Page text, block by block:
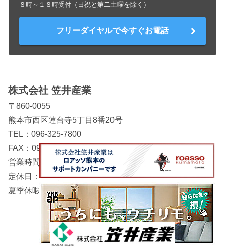
８時～１８時受付（日祝と第二土曜を除く）
フリーダイヤルで今すぐお電話
株式会社 笠井産業
〒860-0055
熊本市西区蓮台寺5丁目8番20号
TEL： 096-325-7800
FAX：096-325-8488
営業時間：8時～18時
定休日：日・祝・第２/第４土曜日
夏季休暇・年末年始